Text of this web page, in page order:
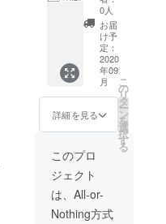
みとな
りま
す。
予定で
す。6月
～8月頃
までに
まとめ
あげ、9
月頃に
PDFに
て送付
を予定
ます。
0人
お届
け予
定：
2020
年09
月
詳細を見る
こ
の
リ
タ
ー
ン
を
選
択
す
る
このプロ
ジェクト
は、All-or-
Nothing方式